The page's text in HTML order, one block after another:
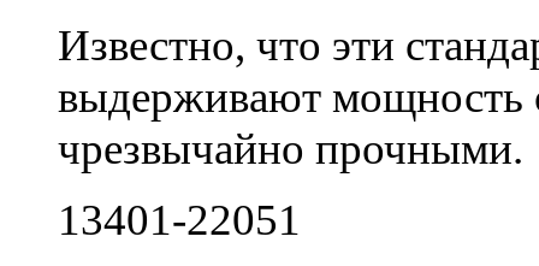
Известно, что эти
выдерживают мощность
чрезвычайно прочными.
13401-22051